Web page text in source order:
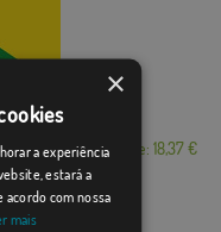
Desde: 18,37 €
×
a experiência
estará a
acordo com nossa
mais